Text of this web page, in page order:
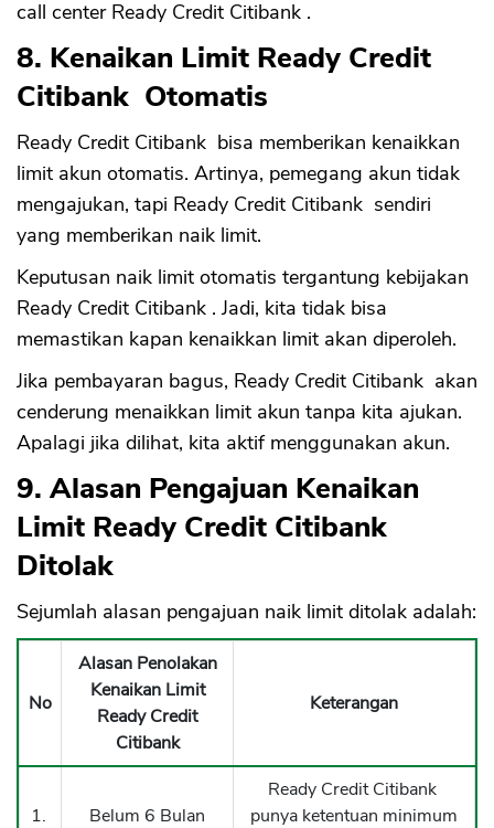
call center Ready Credit Citibank .
8. Kenaikan Limit Ready Credit
Citibank Otomatis
Ready Credit Citibank bisa memberikan kenaikkan
limit akun otomatis. Artinya, pemegang akun tidak
mengajukan, tapi Ready Credit Citibank sendiri
yang memberikan naik limit.
Keputusan naik limit otomatis tergantung kebijakan
Ready Credit Citibank . Jadi, kita tidak bisa
memastikan kapan kenaikkan limit akan diperoleh.
Jika pembayaran bagus, Ready Credit Citibank akan
cenderung menaikkan limit akun tanpa kita ajukan.
Apalagi jika dilihat, kita aktif menggunakan akun.
9. Alasan Pengajuan Kenaikan
Limit Ready Credit Citibank
Ditolak
Sejumlah alasan pengajuan naik limit ditolak adalah:
No
Alasan Penolakan
Kenaikan Limit
Ready Credit
Citibank
Keterangan
1. Belum 6 Bulan
Ready Credit Citibank
punya ketentuan minimum